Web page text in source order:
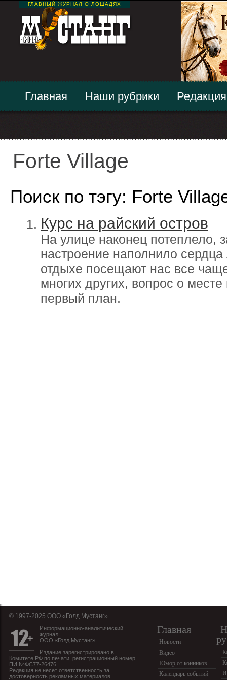
ГЛАВНЫЙ ЖУРНАЛ О ЛОШАДЯХ
Главная Наши рубрики Редакция
Forte Village
Поиск по тэгу: Forte
Курс на райский остров
На улице наконец потеплело,
настроение наполнило
отдыхе посещают нас все
многих других, вопрос о
первый план.
© 1997-2025 OOO «Голд Мустанг»
Информационно-аналитический
журнал
ООО «Голд Мустанг»
Издание зарегистрировано в
Комитете РФ по печати, регистрационный номер
ПИ №ФС77-26476.
Редакция не несет ответственность за
достоверность рекламных материалов.
Главная
Новости
Видео
Юмор от конников
Календарь событий